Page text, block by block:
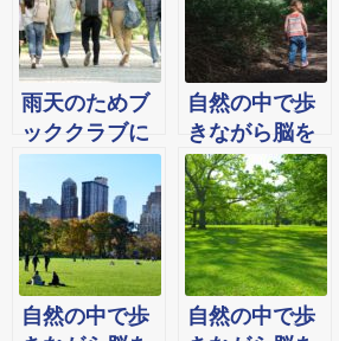
雨天のためブ
ッククラブに
た：自然の中
で歩きながら
脳を活性化！
2023年10月9
日(月祝)第9回
自然の中で歩
きながら脳を
活性化！ソフ
ィー・ザ・ウ
ォーキングブ
ッククラブ
自然の中で歩
自然の中で歩